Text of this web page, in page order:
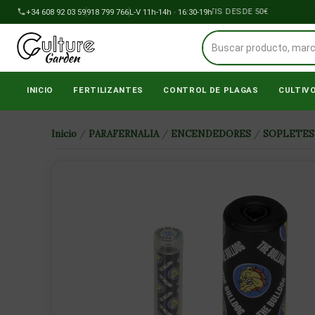
al
contenido
+34 608 92 03 59918 799 766L-V 11h-14h · 16:30-19h
ENVÍOS A PENÍNSULA GRATIS DESDE 50€
INICIO FERTILIZANTES CONTROL DE PLAGAS CULTIVO
Inicio / PARAFERNALIA / ENCENDEDORES / SOPLETES